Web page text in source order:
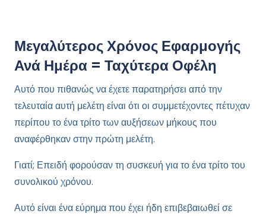
Μεγαλύτερος Χρόνος Εφαρμογής
Ανά Ημέρα = Ταχύτερα Οφέλη
Αυτό που πιθανώς να έχετε παρατηρήσει από την
τελευταία αυτή μελέτη είναι ότι οι συμμετέχοντες πέτυχαν
περίπου το ένα τρίτο των αυξήσεων μήκους που
αναφέρθηκαν στην πρώτη μελέτη.
Γιατί; Επειδή φορούσαν τη συσκευή για το ένα τρίτο του
συνολικού χρόνου.
Αυτό είναι ένα εύρημα που έχει ήδη επιβεβαιωθεί σε